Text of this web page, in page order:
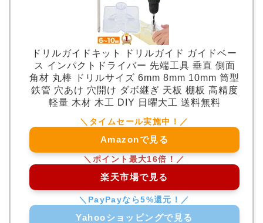
ドリルガイドキット ドリルガイド ガイドベー
ス インパクトドライバー 先端工具 垂直 側面
角材 丸棒 ドリルサイズ 6mm 8mm 10mm 筒型
鉄管 穴あけ 穴開け ダボ継ぎ 天板 棚板 高精度
軽量 木材 木工 DIY 日曜大工 送料無料
Amazonで見る
楽天市場で見る
Yahooショッピングで見る